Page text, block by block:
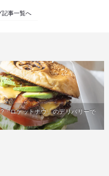
記事一覧へ
「ロケットナウ」のデリバリーで